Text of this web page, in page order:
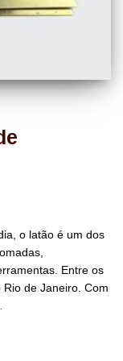
o latão é um dos
Entre os
de Janeiro. Com